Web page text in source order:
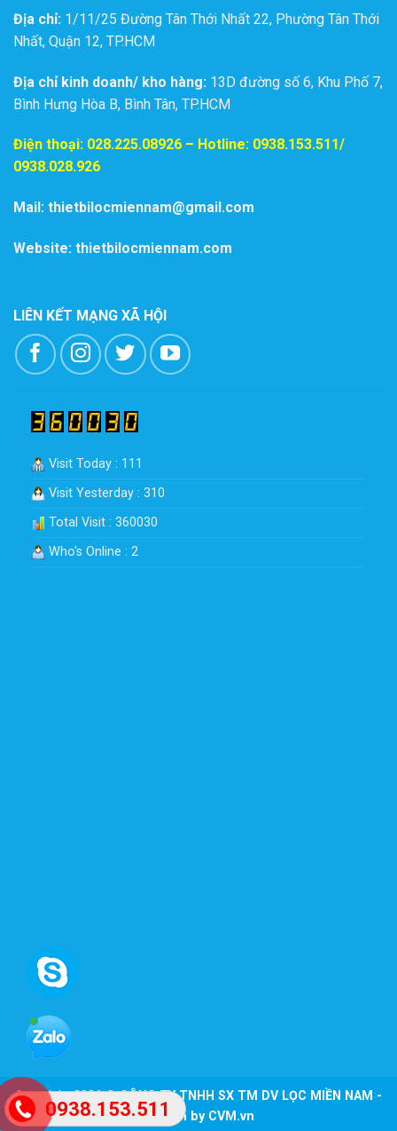
0938.153.511
Địa chỉ: 1/11/25 Đường Tân Thới Nhất 22, Phường Tân Thới
Nhất, Quận 12, TP.HCM
Địa chỉ kinh doanh/ kho hàng: 13D đường số 6, Khu Phố 7,
Bình Hưng Hòa B, Bình Tân, TP.HCM
Điện thoại: 028.225.08926 – Hotline: 0938.153.511/
0938.028.926
Mail: thietbilocmiennam@gmail.com
Website: thietbilocmiennam.com
LIÊN KẾT MẠNG XÃ HỘI
Visit Today : 111
Visit Yesterday : 310
Total Visit : 360030
Who's Online : 2
Copyright 2026 ©CÔNG TY TNHH SX TM DV LỌC MIỀN NAM -
Design by CVM.vn